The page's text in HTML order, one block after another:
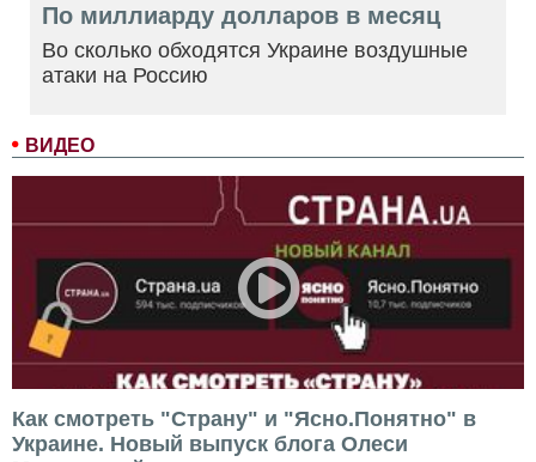
ВИДЕО
Как смотреть "Страну" и "Ясно.Понятно" в
Украине. Новый выпуск блога Олеси
По миллиарду долларов в месяц
Во сколько обходятся Украине воздушные
атаки на Россию